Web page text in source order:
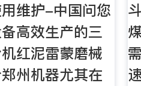
维护-中国问您
高效生产的三
红泥雷蒙磨械
州机器尤其在